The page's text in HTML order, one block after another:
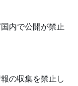
内で公開が禁止
の収集を禁止し